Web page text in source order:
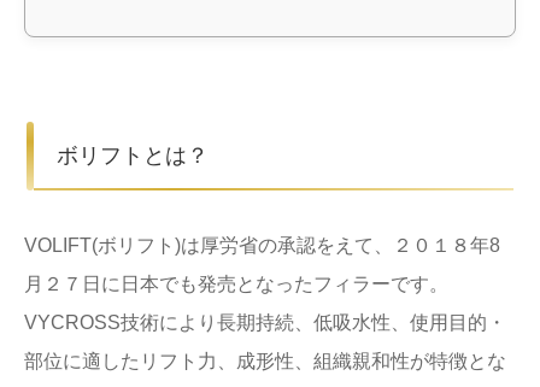
ボリフトとは？
VOLIFT(ボリフト)は厚労省の承認をえて、２０１８年8
月２７日に日本でも発売となったフィラーです。
VYCROSS技術により長期持続、低吸水性、使用目的・
部位に適したリフト力、成形性、組織親和性が特徴とな